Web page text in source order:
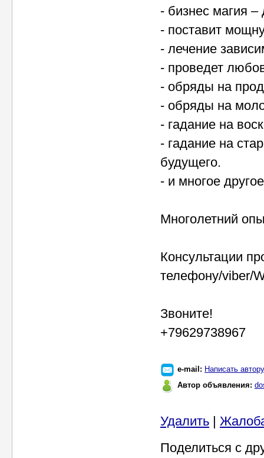
- бизнес магия
- поставит
- лечение
- проведет
- обряды на
- обряды на
- гадание на
- гадание на
будущего.
- и многое
Многолетний
Консультации
телефону/viber/
Звоните!
+79629738967
e-mail: Написать автору
Автор объявления:
Удалить |
Поделиться с